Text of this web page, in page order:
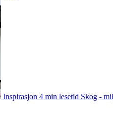
Inspirasjon 4 min lesetid Skog -